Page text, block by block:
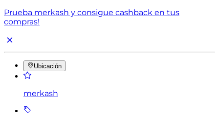
Prueba merkash y consigue cashback en tus
compras!
Ubicación
merkash